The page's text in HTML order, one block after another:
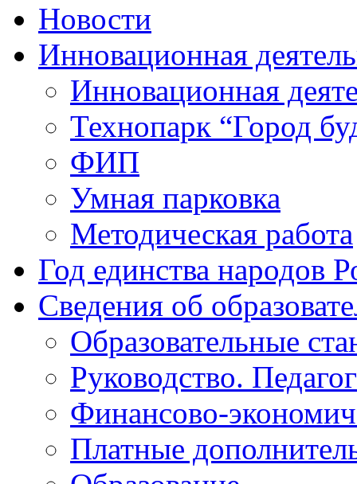
Новости
Инновационная
Инновационная
Технопарк “Город
ФИП
Умная парковка
Методическая работа
Год единства народов
Сведения об
Образовательные
Руководство.
Финансово-
Платные